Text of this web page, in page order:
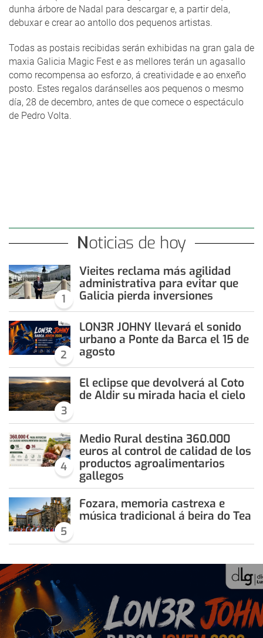
dunha árbore de Nadal para descargar e, a partir dela,
debuxar e crear ao antollo dos pequenos artistas.
Todas as postais recibidas serán exhibidas na gran gala de
maxia Galicia Magic Fest e as mellores terán un agasallo
como recompensa ao esforzo, á creatividade e ao enxeño
posto. Estes regalos daránselles aos pequenos o mesmo
día, 28 de decembro, antes de que comece o espectáculo
de Pedro Volta.
Noticias de hoy
1
Vieites reclama más agilidad
administrativa para evitar que
Galicia pierda inversiones
2
LON3R JOHNY llevará el sonido
urbano a Ponte da Barca el 15 de
agosto
3
El eclipse que devolverá al Coto
de Aldir su mirada hacia el cielo
4
Medio Rural destina 360.000
euros al control de calidad de los
productos agroalimentarios
gallegos
5
Fozara, memoria castrexa e
música tradicional á beira do Tea